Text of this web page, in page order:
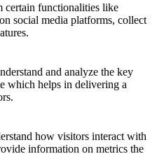
certain functionalities like
social media platforms, collect
and analyze the key
which helps in delivering a
how visitors interact with
information on metrics the